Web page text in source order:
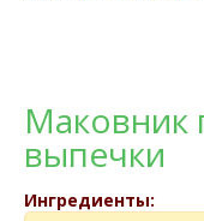
Маковник
выпечки
Ингредиенты: